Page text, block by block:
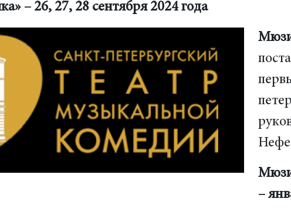
– 26, 27, 28 сентября 2024 года
–